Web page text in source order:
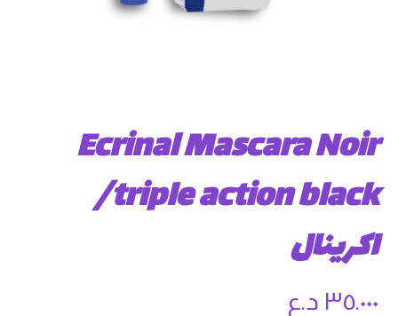
Ecrinal Mascara Noir
triple action black/
اكرينال
٣٥.٠٠٠ د.ع